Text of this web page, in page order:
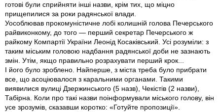
готовi були сприйняти iншi назви, крiм тих, що мiцно
прищепилися за роки радянської влади.
Уособлював прокомунiстичне лобi колишнiй голова Печерського
райвиконкому, до того — перший секретар Печерського ж
райкому Компартiї України Леонiд Косакiвський. Усi розумiли: з
таким мiським головою надбання радянської доби не зазнають
змiн. Утiм, якщо правильно розрахувати перший крок...
І його було зроблено. Найперше, з мiста треба було прибрати
все, що асоцiювалося з каральними органами. Такими
виявилися вулицi Дзержинського (5 назв), Чекiстiв (2 назви),
Табiрна. Коли про такi назви поiнформували мiського голову, вiн
усе зрозумiв, сказавши коротко: «Готуйте пропозицiї».